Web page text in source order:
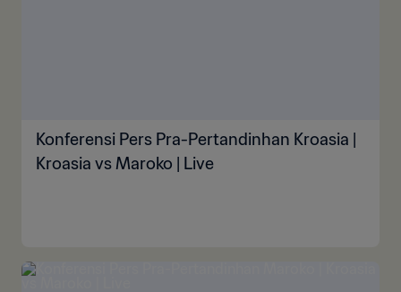
Konferensi Pers Pra-Pertandinhan Kroasia |
Kroasia vs Maroko | Live